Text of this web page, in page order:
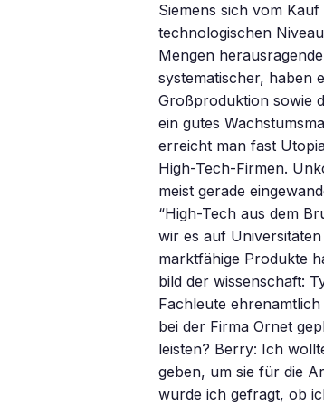
Siemens sich vom
technologischen
Mengen
systematischer, haben
Großproduktion sowie
ein gutes
erreicht man fast
High-Tech-Firmen.
meist gerade
“High-Tech aus dem
wir es auf
marktfähige Produkte
bild der wissenschaft:
Fachleute
bei der Firma Ornet
leisten? Berry: Ich
geben, um sie für die
wurde ich gefragt, ob